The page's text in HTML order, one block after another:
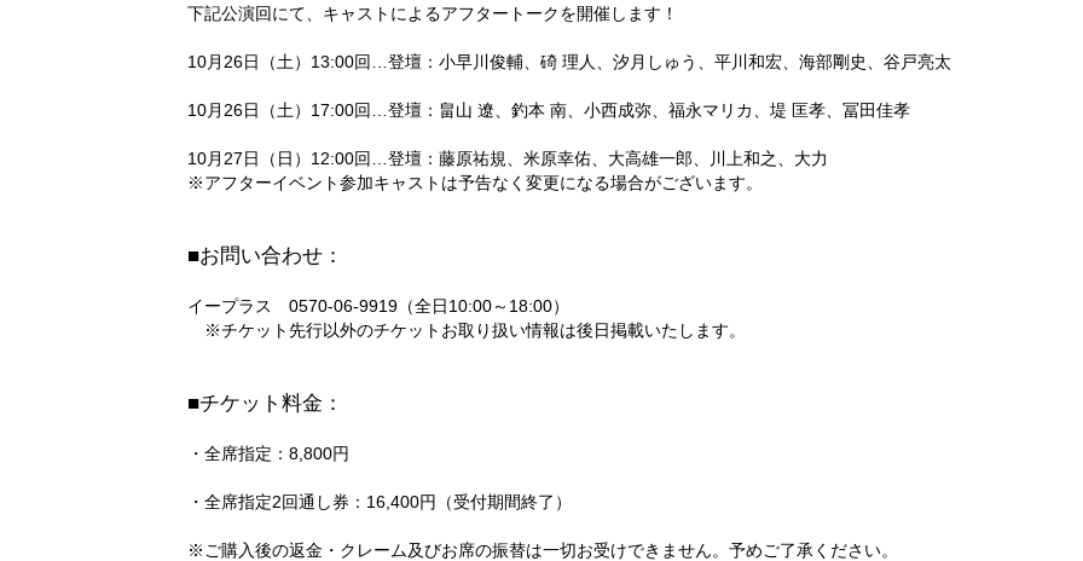
下記公演回にて、キャストによるアフタートークを開催します！
10月26日（土）13:00回…登壇：小早川俊輔、碕 理人、汐月しゅう、平川和宏、海部剛史、谷戸亮太
10月26日（土）17:00回…登壇：畠山 遼、釣本 南、小西成弥、福永マリカ、堤 匡孝、冨田佳孝
10月27日（日）12:00回…登壇：藤原祐規、米原幸佑、大高雄一郎、川上和之、大力
※アフターイベント参加キャストは予告なく変更になる場合がございます。
■お問い合わせ：
イープラス 0570-06-9919（全日10:00～18:00）
※チケット先行以外のチケットお取り扱い情報は後日掲載いたします。
■チケット料金：
・全席指定：8,800円
・全席指定2回通し券：16,400円（受付期間終了）
※ご購入後の返金・クレーム及びお席の振替は一切お受けできません。予めご了承ください。